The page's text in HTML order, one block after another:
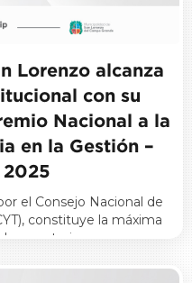
Lorenzo alcanza
con su
Nacional a la
en la Gestión –
el Consejo Nacional de
constituye la máxima
en materia…